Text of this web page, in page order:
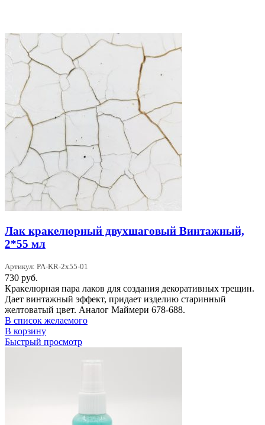
Лак кракелюрный двухшаговый Винтажный,
2*55 мл
Артикул: PA-KR-2x55-01
730 руб.
Кракелюрная пара лаков для создания декоративных трещин.
Дает винтажный эффект, придает изделию старинный
желтоватый цвет. Аналог Маймери 678-688.
В список желаемого
В корзину
Быстрый просмотр